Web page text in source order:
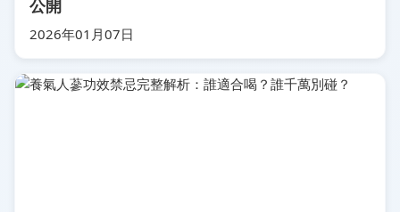
公開
2026年01月07日